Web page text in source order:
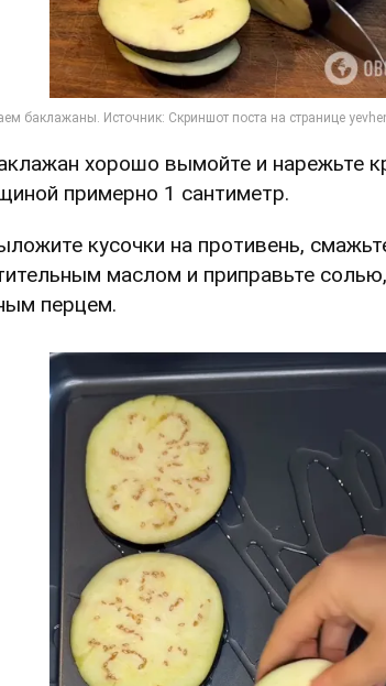
хорошо вымойте и нарежьте
примерно 1 сантиметр.
кусочки на противень,
маслом и приправьте
перцем.